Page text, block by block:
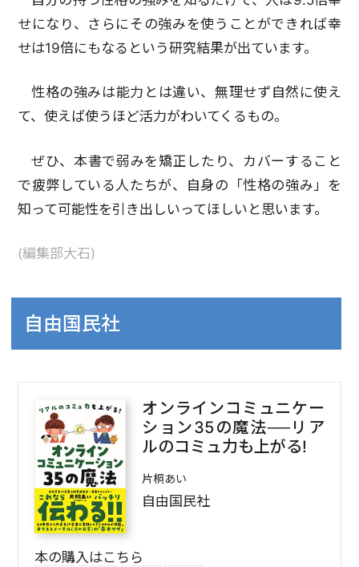
せになり、さらにその強みを使うことができれば幸
せは19倍にもなるという研究結果が出ています。
性格の強みは能力とは違い、無理せず自然に使え
て、使えば使うほど活力がわいてくるもの。
ぜひ、本書で弱みを矯正したり、カバーすること
で疲弊している人たちが、自身の「性格の強み」を
知って可能性を引き出しいってほしいと思います。
(編集部大石)
自由国民社
オンラインコミュニケー
ション35の魔法──リア
ルのコミュ力も上がる!
片桐あい
自由国民社
本の購入はこちら